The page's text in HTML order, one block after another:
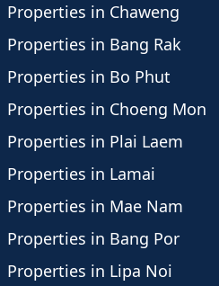
Properties in Chaweng
Properties in Bang Rak
Properties in Bo Phut
Properties in Choeng Mon
Properties in Plai Laem
Properties in Lamai
Properties in Mae Nam
Properties in Bang Por
Properties in Lipa Noi